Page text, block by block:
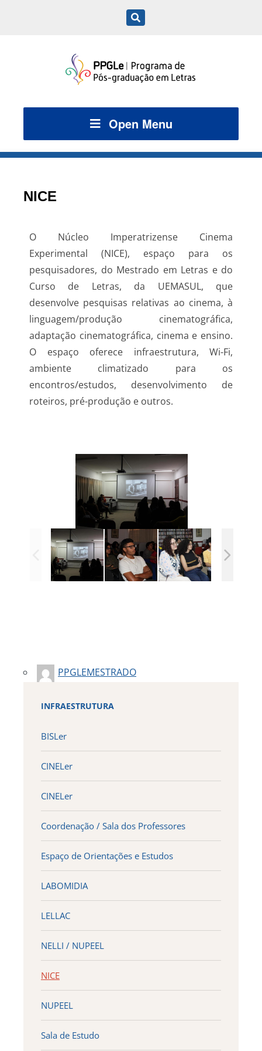
Open Menu
NICE
O Núcleo Imperatrizense Cinema
Experimental (NICE), espaço para os
pesquisadores, do Mestrado em Letras e do
Curso de Letras, da UEMASUL, que
desenvolve pesquisas relativas ao cinema, à
linguagem/produção cinematográfica,
adaptação cinematográfica, cinema e ensino.
O espaço oferece infraestrutura, Wi-Fi,
ambiente climatizado para os
encontros/estudos, desenvolvimento de
roteiros, pré-produção e outros.
PPGLEMESTRADO
INFRAESTRUTURA
BISLer
CINELer
CINELer
Coordenação / Sala dos Professores
Espaço de Orientações e Estudos
LABOMIDIA
LELLAC
NELLI / NUPEEL
NICE
NUPEEL
Sala de Estudo